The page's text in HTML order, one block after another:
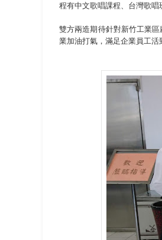
程有中文歌唱課程、台灣歌唱
雙方兩造期待針對新竹工業
業加油打氣，滿足企業員工活